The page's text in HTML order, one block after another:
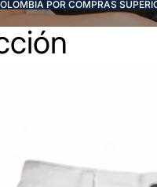
POR COMPRAS